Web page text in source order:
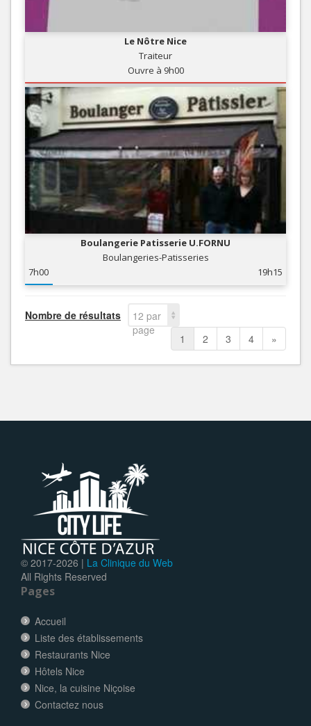
Le Nôtre Nice
Traiteur
Ouvre à 9h00
Boulangerie Patisserie U.FORNU
Boulangeries-Patisseries
7h00
19h15
Nombre de résultats
12 par
page
1 2 3 4 »
© 2017-2026 | La Clinique du Web
All Rights Reserved
Pages
Accueil
Liste des établissements
Restaurants Nice
Hôtels Nice
Nice, la cuisine Niçoise
Contactez nous